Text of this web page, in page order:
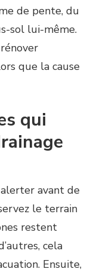
de pente, du
sol lui-même.
que la cause
qui
avant de
le terrain
restent
cela
Ensuite,